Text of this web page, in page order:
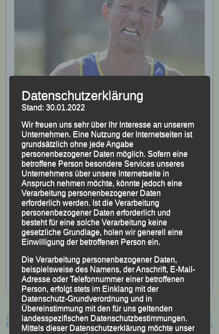
Thomas Kopfinger schnellster 55jähriger
Foto K.S.
In Dingolfing blieben für Thomas Kopfinger die Uhren
nach 43:56 Minuten stehen, was für ihn Rang Neun im
Gesamteinlauf und den Sieg in seiner AK M 55
bedeutete.
VeröffentlichtinAktuelles,Archiv 2025|Markiert mit
Keifenheim,Halbmarathon Altötting,Halbmarathon
Dingolfing,LG Passau,Thomas Kopfinger
Beitragsnavigation
←
8. Arberland Ultra Trail – Bayerisch
Eisenstein, 20.09.2025
51. BMW Berlin-Marathon – Berlin,
21.09.2025
→
Datenschutzerklärung
Stand: 30.01.2022
Wir freuen uns sehr über Ihr Interesse an unserem
Unternehmen. Eine Nutzung der Internetseiten ist
grundsätzlich ohne jede Angabe
personenbezogener Daten möglich. Sofern eine
betroffene Person besondere Services unseres
Unternehmens über unsere Internetseite in
Anspruch nehmen möchte, könnte jedoch eine
Verarbeitung personenbezogener Daten
erforderlich werden. Ist die Verarbeitung
personenbezogener Daten erforderlich und
besteht für eine solche Verarbeitung keine
gesetzliche Grundlage, holen wir generell eine
Einwilligung der betroffenen Person ein.
Die Verarbeitung personenbezogener Daten,
beispielsweise des Namens, der Anschrift, E-Mail-
Adresse oder Telefonnummer einer betroffenen
Person, erfolgt stets im Einklang mit der
Datenschutz-Grundverordnung und in
Übereinstimmung mit den für uns geltenden
landesspezifischen Datenschutzbestimmungen.
Mittels dieser Datenschutzerklärung möchte unser